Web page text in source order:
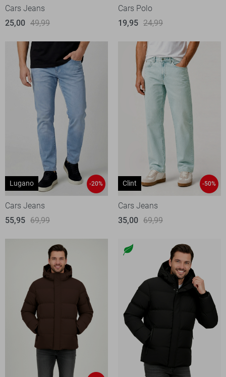
Cars Jeans
25,00 49,99
Cars Polo
19,95 24,99
Lugano -20%
Cars Jeans
55,95 69,99
Clint -50%
Cars Jeans
35,00 69,99